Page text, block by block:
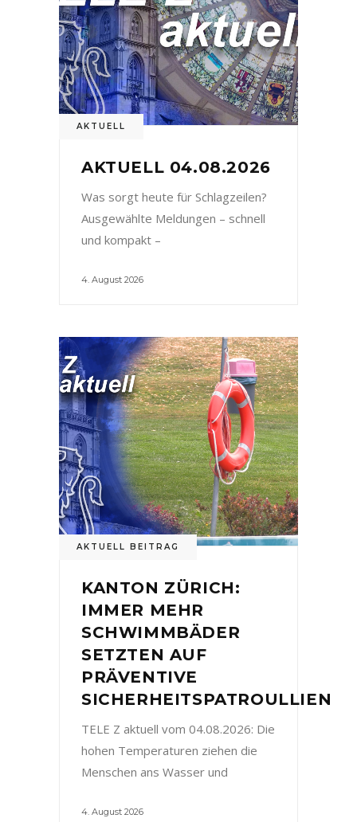
AKTUELL
AKTUELL 04.08.2026
Was sorgt heute für Schlagzeilen?
Ausgewählte Meldungen – schnell
und kompakt –
4. August 2026
AKTUELL BEITRAG
KANTON ZÜRICH:
IMMER MEHR
SCHWIMMBÄDER
SETZTEN AUF
PRÄVENTIVE
SICHERHEITSPATROULLIEN
TELE Z aktuell vom 04.08.2026: Die
hohen Temperaturen ziehen die
Menschen ans Wasser und
4. August 2026